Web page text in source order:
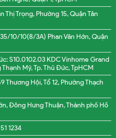
Thị Trọng, Phường 15, Quận Tân
10/10(8/3A) Phan Văn Hớn, Quận
S10.0102.03 KDC Vinhome Grand
Mỹ, Tp. Thủ Đức, TpHCM
Thương Hội, Tổ 12, Phường Thạch
Đông Hưng Thuận, Thành phố Hồ
1234